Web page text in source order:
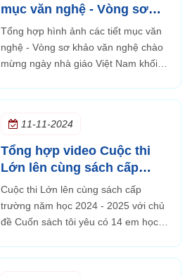
mục văn nghệ - Vòng sơ
khảo văn nghệ chào mừng
ngày nhà giáo Việt Nam
khối THCS tại cơ sở Thủ
Tổng hợp hình ảnh các tiết mục văn
nghệ - Vòng sơ khảo văn nghệ chào
mừng ngày nhà giáo Việt Nam khối
11-11-2024
Tổng hợp video Cuộc thi
Lớn lên cùng sách cấp
trường năm học 2024 -
2025 với chủ đề Cuốn sách
tôi yêu
Cuộc thi Lớn lên cùng sách cấp
trường năm học 2024 - 2025 với chủ
đề Cuốn sách tôi yêu có 14 em học